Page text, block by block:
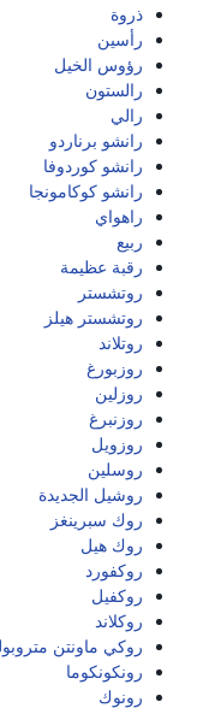
ذروة
رأسين
رؤوس الخيل
رالستون
رالي
رانشو برناردو
رانشو كوردوفا
رانشو كوكامونجا
راهواي
ربيع
رقبة عظيمة
روتشستر
روتشستر هيلز
روتلاند
روزبورغ
روزلين
روزنبرغ
روزويل
روسلين
روشيل الجديدة
روك سبرينغز
روك هيل
روكفورد
روكفيل
روكلاند
روكي ماونتن
رونكونكوما
رونوك